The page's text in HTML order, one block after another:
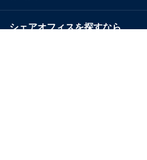
シェアオフィスを探すなら